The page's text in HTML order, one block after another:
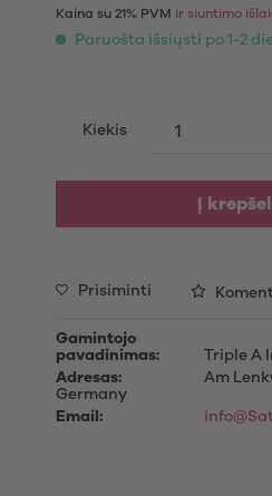
Kaina su 21% PVM ir siuntimo
Paruošta išsiųsti po 1-2
Kiekis
Į
Prisiminti
Gamintojo
pavadinimas:
Triple A
Adresas:
Am
Germany
Email: